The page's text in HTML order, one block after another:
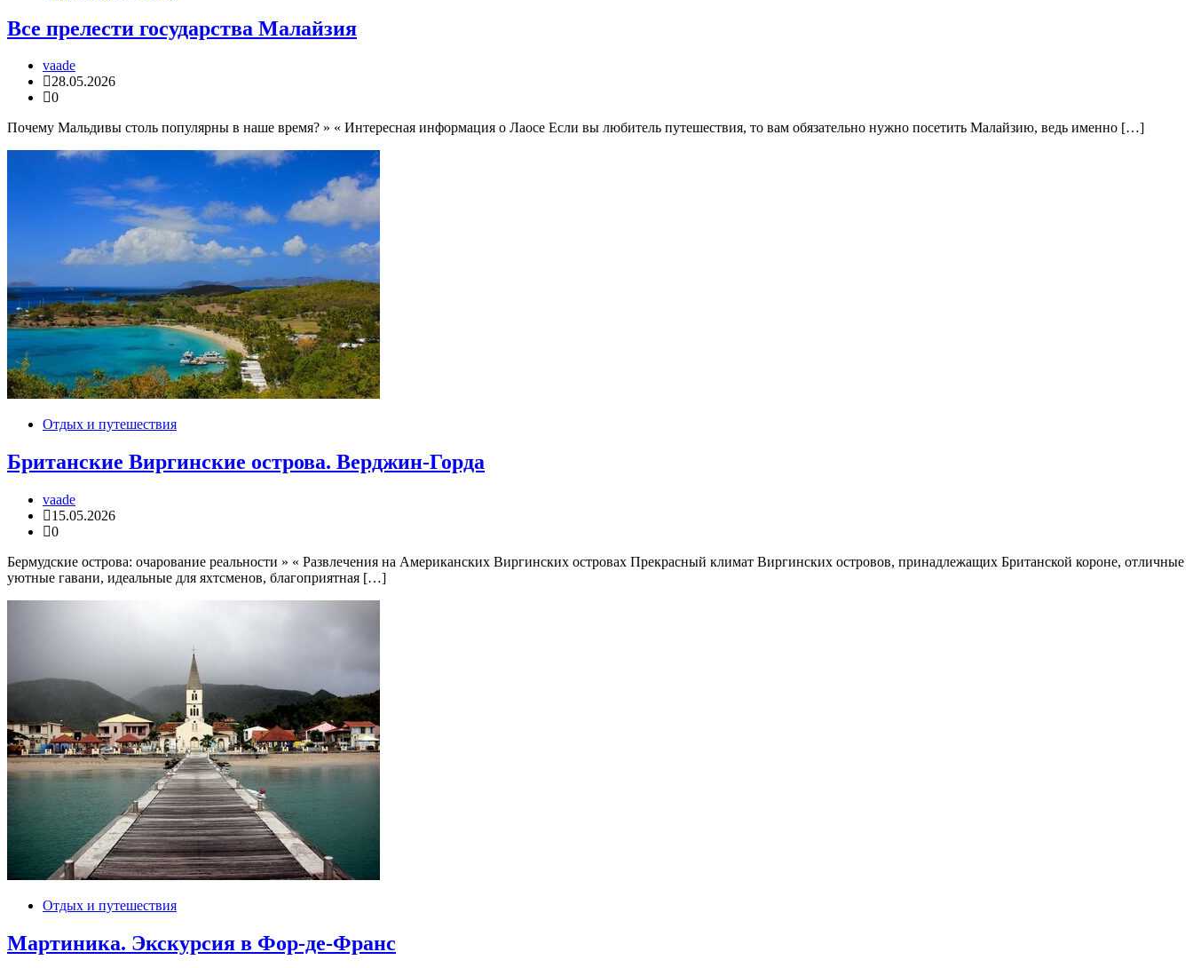
Все прелести государства Малайзия
vaade
28.05.2026
0
Почему Мальдивы столь популярны в наше время? » « Интересная информация о Лаосе Если вы любитель путешествия, то вам обязательно нужно посетить Малайзию, ведь именно […]
Отдых и путешествия
Британские Виргинские острова. Верджин-Горда
vaade
15.05.2026
0
Бермудские острова: очарование реальности » « Развлечения на Американских Виргинских островах Прекрасный климат Виргинских островов, принадлежащих Британской короне, отличные
уютные гавани, идеальные для яхтсменов, благоприятная […]
Отдых и путешествия
Мартиника. Экскурсия в Фор-де-Франс